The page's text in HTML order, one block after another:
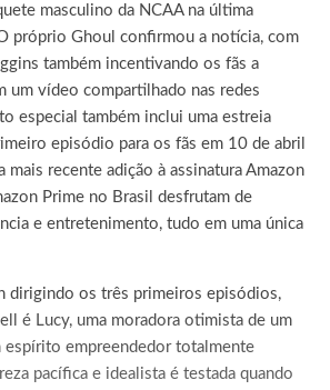
masculino da NCAA na última
próprio Ghoul confirmou a notícia, com
também incentivando os fãs a
um vídeo compartilhado nas redes
especial também inclui uma estreia
episódio para os fãs em 10 de abril
mais recente adição à assinatura Amazon
Prime no Brasil desfrutam de
e entretenimento, tudo em uma única
dirigindo os três primeiros episódios,
é Lucy, uma moradora otimista de um
espírito empreendedor totalmente
pacífica e idealista é testada quando